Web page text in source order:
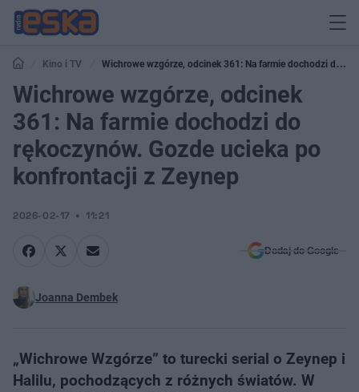
Kino i TV
Wichrowe wzgórze, odcinek 361: Na farmie dochodzi do
rękoczynów. Gozde ucieka po konfrontacji z Zeynep
Wichrowe wzgórze, odcinek
361: Na farmie dochodzi do
rękoczynów. Gozde ucieka po
konfrontacji z Zeynep
2026-02-17 11:21
Dodaj do Google
Joanna Dembek
„Wichrowe Wzgórze” to turecki serial o Zeynep i
Halilu, pochodzących z różnych światów. W